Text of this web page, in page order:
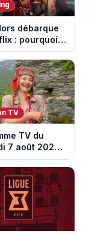
débarque
: pourquoi la
rien perdu de
TV
TV du
7 août 2026 :
pour
télé